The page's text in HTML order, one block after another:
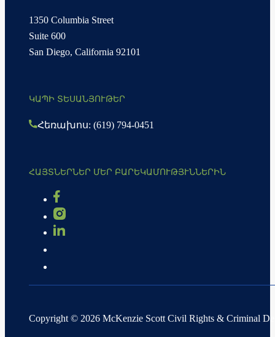
1350 Columbia Street
Suite 600
San Diego, California 92101
ԿԱՊԻ ՏԵՍԱՆՅՈՒԹԵՐ
Հեռախոս: (619) 794-0451
ՀԱՅՏՆԵՐՆԵՐ ՄԵՐ ԲԱՐԵԿԱՄՈՒԹՅՒՆՆԵՐԻՆ
Copyright © 2026 McKenzie Scott Civil Rights & Criminal